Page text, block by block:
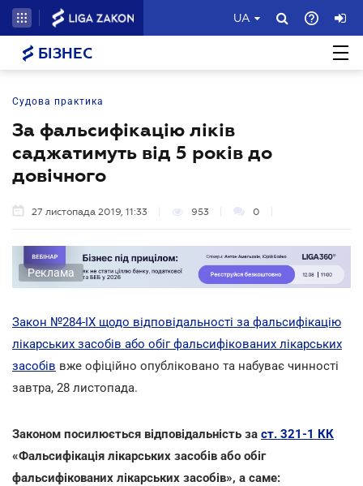
UA
БІЗНЕС
Судова практика
За фальсифікацію ліків
саджатимуть від 5 років до
довічного
27 листопада 2019, 11:33 953 0
Реклама
Закон №284-IX щодо відповідальності за фальсифікацію
лікарських засобів або обіг фальсифікованих лікарських
засобів вже офіційно опубліковано та набуває чинності
завтра, 28 листопада.
Законом посилюється відповідальність за ст. 321-1 КК
«Фальсифікація лікарських засобів або обіг
фальсифікованих лікарських засобів», а саме: